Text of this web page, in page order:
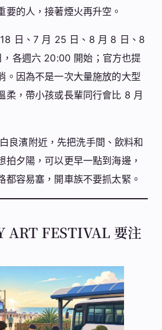
要的人，接著煙火再升空。
日、7 月 25 日、8 月 8 日、8
各週六 20:00 開始；官方也提
。因為不是一次大量施放的大型
柔，帶小孩或長輩同行會比 8 月
良濱附近，先把洗手間、飲料和
拍夕陽，可以更早一點到海邊，
都容易塞，開車族不要抓太緊。
ART FESTIVAL 要注